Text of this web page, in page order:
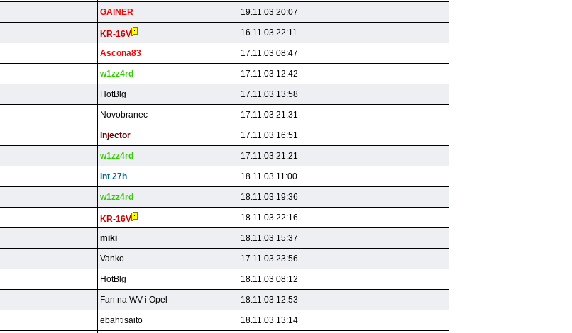
GAlNER 19.11.03 20:07
KR-16V 16.11.03 22:11
Ascona83 17.11.03 08:47
w1zz4rd 17.11.03 12:42
HotBlg 17.11.03 13:58
Novobranec 17.11.03 21:31
lnjector 17.11.03 16:51
w1zz4rd 17.11.03 21:21
int 27h 18.11.03 11:00
w1zz4rd 18.11.03 19:36
KR-16V 18.11.03 22:16
miki 18.11.03 15:37
Vanko 17.11.03 23:56
HotBlg 18.11.03 08:12
Fan na WV i Opel 18.11.03 12:53
ebahtisaito 18.11.03 13:14